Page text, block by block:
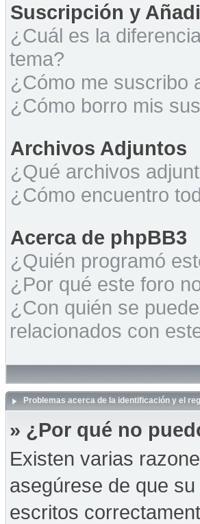
Suscripción y
¿Cuál es la
tema?
¿Cómo me suscribo
¿Cómo borro mis
Archivos Adjuntos
¿Qué archivos
¿Cómo encuentro
Acerca de phpBB3
¿Quién programó
¿Por qué este foro
¿Con quién se
relacionados con
Problemas acerca de la identificación y el
» ¿Por qué no
Existen varias
asegúrese de que
escritos